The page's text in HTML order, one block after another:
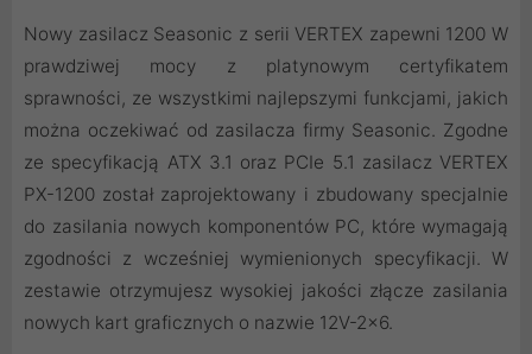
Nowy zasilacz Seasonic z serii VERTEX zapewni 1200 W
prawdziwej mocy z platynowym certyfikatem
sprawności, ze wszystkimi najlepszymi funkcjami, jakich
można oczekiwać od zasilacza firmy Seasonic. Zgodne
ze specyfikacją ATX 3.1 oraz PCIe 5.1 zasilacz VERTEX
PX-1200 został zaprojektowany i zbudowany specjalnie
do zasilania nowych komponentów PC, które wymagają
zgodności z wcześniej wymienionych specyfikacji. W
zestawie otrzymujesz wysokiej jakości złącze zasilania
nowych kart graficznych o nazwie 12V-2x6.